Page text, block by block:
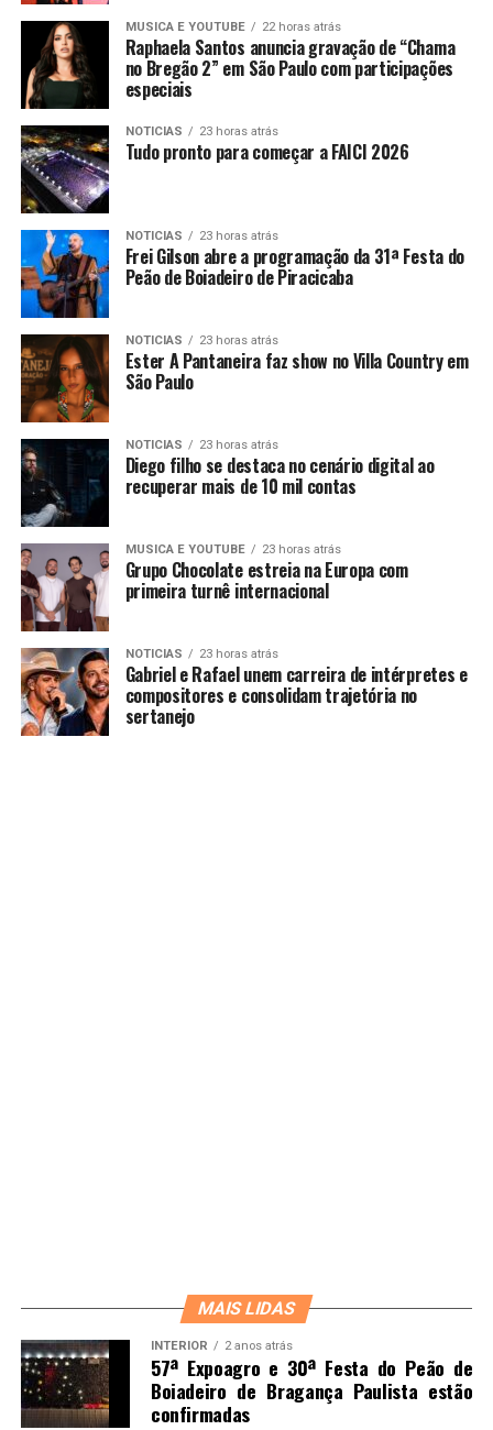
MUSICA E YOUTUBE 22 horas atrás
Raphaela Santos anuncia gravação de “Chama
no Bregão 2” em São Paulo com participações
especiais
NOTICIAS 23 horas atrás
Tudo pronto para começar a FAICI 2026
NOTICIAS 23 horas atrás
Frei Gilson abre a programação da 31ª Festa do
Peão de Boiadeiro de Piracicaba
NOTICIAS 23 horas atrás
Ester A Pantaneira faz show no Villa Country em
São Paulo
NOTICIAS 23 horas atrás
Diego filho se destaca no cenário digital ao
recuperar mais de 10 mil contas
MUSICA E YOUTUBE 23 horas atrás
Grupo Chocolate estreia na Europa com
primeira turnê internacional
NOTICIAS 23 horas atrás
Gabriel e Rafael unem carreira de intérpretes e
compositores e consolidam trajetória no
sertanejo
MAIS LIDAS
INTERIOR 2 anos atrás
57ª Expoagro e 30ª Festa do Peão de
Boiadeiro de Bragança Paulista estão
confirmadas